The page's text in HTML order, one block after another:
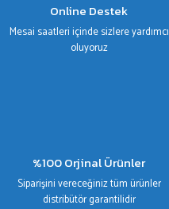
Online Destek
Mesai saatleri içinde sizlere yardımcı
oluyoruz
%100 Orjinal Ürünler
Siparişini vereceğiniz tüm ürünler
distribütör garantilidir